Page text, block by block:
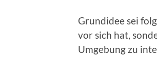
Grundidee sei
vor sich hat,
Umgebung zu